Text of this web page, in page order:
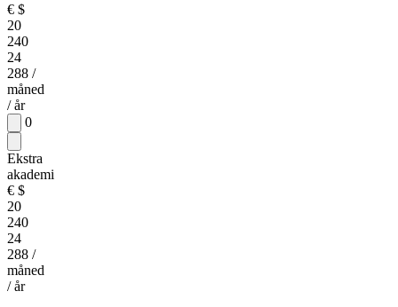
€ $
20
240
24
288 /
måned
/ år
0
Ekstra
akademi
€ $
20
240
24
288 /
måned
/ år